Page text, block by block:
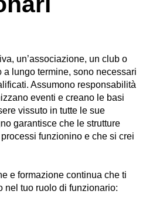
un’associazione, un club o
lungo termine, sono necessari
Assumono responsabilità
eventi e creano le basi
vissuto in tutte le sue
garantisce che le strutture
funzionino e che si crei
e formazione continua che ti
nel tuo ruolo di funzionario: